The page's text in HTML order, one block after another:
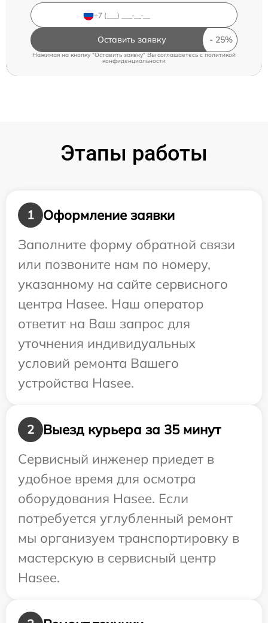
Оставить заявку
Нажимая на кнопку "Оставить заявку" Вы соглашаетесь cполитикой
конфиденциальности
Этапы работы
1
Оформление заявки
Заполните форму обратной связи
или позвоните нам по номеру,
указанному на сайте сервисного
центра Hasee. Наш оператор
ответит на Ваш запрос для
уточнения индивидуальных
условий ремонта Вашего
устройства Hasee.
2
Выезд курьера за 35 минут
Сервисный инженер приедет в
удобное время для осмотра
оборудования Hasee. Если
потребуется углубленный ремонт
мы организуем транспортировку в
мастерскую в сервисный центр
Hasee.